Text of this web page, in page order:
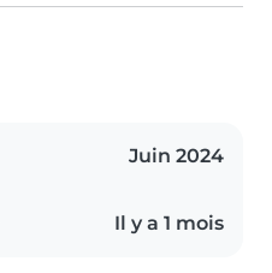
Juin 2024
Il y a 1 mois